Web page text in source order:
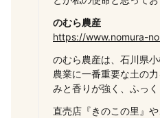
のむら農産
https://www.nomura-
のむら農産は、石川県
農業に一番重要な土の
みと香りが強く、ふっ
直売店『きのこの里』